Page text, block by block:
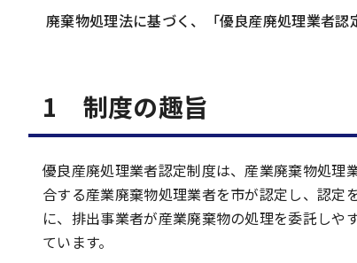
廃棄物処理法に基づく、「優良産廃処理業者認
1 制度の趣旨
優良産廃処理業者認定制度は、産業廃棄物処理
合する産業廃棄物処理業者を市が認定し、認定
に、排出事業者が産業廃棄物の処理を委託し
ています。